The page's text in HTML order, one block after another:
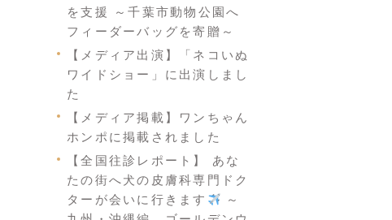
を支援 ～千葉市動物公園へ
フィーダーバッグを寄贈～
【メディア出演】「ネコいぬ
ワイドショー」に出演しまし
た
【メディア掲載】ワンちゃん
ホンポに掲載されました
【全国往診レポート】 あな
たの街へ犬の皮膚科専門ドク
ターが会いに行きます
～